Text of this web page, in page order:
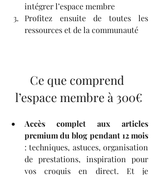
intégrer l’espace membre
Profitez ensuite de toutes les
ressources et de la communauté
Ce que comprend
l’espace membre à 300€
Accès complet aux articles
premium du blog pendant 12 mois
: techniques, astuces, organisation
de prestations, inspiration pour
vos croquis en direct. Et je